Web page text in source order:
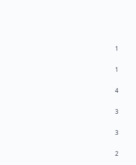
1
1
4
3
3
2